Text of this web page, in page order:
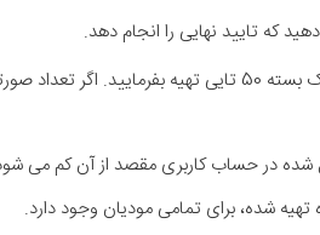
در حساب کاربری مقصد از آن کم می
تهیه شده، برای تمامی مودیان وجود دارد.